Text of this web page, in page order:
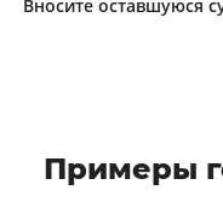
Вносите оставшуюся
Примеры